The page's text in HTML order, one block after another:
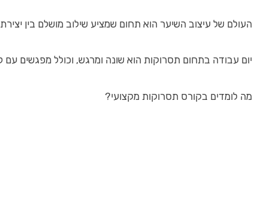
העולם של עיצוב השיער הוא תחום שמציע שילוב מושלם בין
יום עבודה בתחום תסרוקות הוא שונה ומרגש, וכולל מפגשים
מה לומדים בקורס תסרוקות מקצועי?